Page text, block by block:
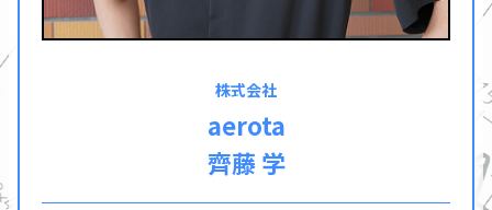
株式会社
aerota
齊藤 学